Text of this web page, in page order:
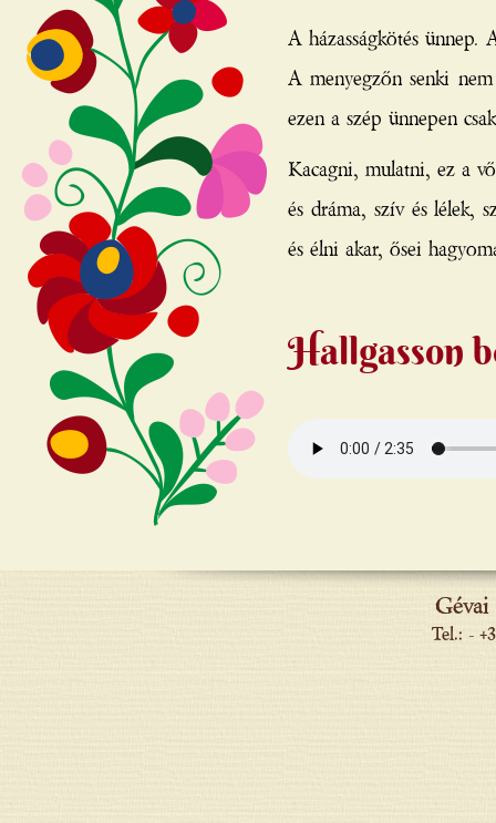
A házasságkötés
A menyegzőn senki
ezen a szép ünnepen
Kacagni, mulatni, ez a
és dráma, szív és lélek,
és élni akar, ősei
Hallgasson
Tel.: -